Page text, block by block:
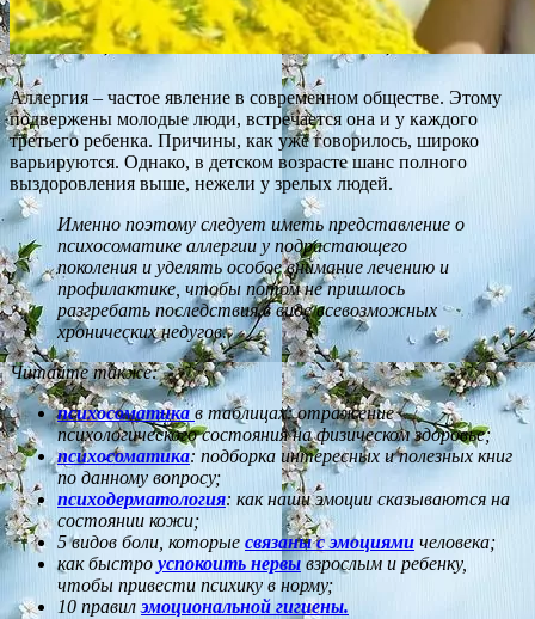
Аллергия – частое явление в современном обществе. Этому
подвержены молодые люди, встречается она и у каждого
третьего ребенка. Причины, как уже говорилось, широко
варьируются. Однако, в детском возрасте шанс полного
выздоровления выше, нежели у зрелых людей.
Именно поэтому следует иметь представление о
психосоматике аллергии у подрастающего
поколения и уделять особое внимание лечению и
профилактике, чтобы потом не пришлось
разгребать последствия в виде всевозможных
хронических недугов.
Читайте также:
психосоматика в таблицах: отражение
психологического состояния на физическом здоровье;
психосоматика: подборка интересных и полезных книг
по данному вопросу;
психодерматология: как наши эмоции сказываются на
состоянии кожи;
5 видов боли, которые связаны с эмоциями человека;
как быстро успокоить нервы взрослым и ребенку,
чтобы привести психику в норму;
10 правилэмоциональной гигиены.